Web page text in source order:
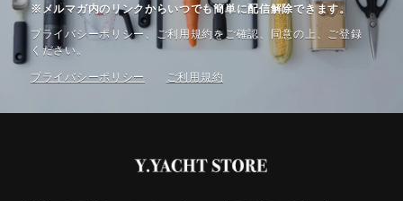
※メルマガ内のリンクからいつでも簡単に配信解除できます。
プライバシーポリシー、ご利⽤規約をご確認、同意の上、ご登録
ください。
プライバシーポリシー ご利⽤規約